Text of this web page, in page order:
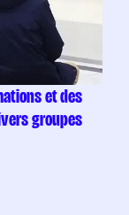
et des
groupes